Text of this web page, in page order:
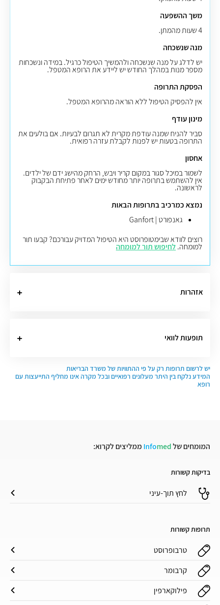
משך ההשפעה
4 שעות מהמתן.
מנה שנשכחה
יש לדלג על מנה שנשכחה ולהמשיך הטיפול כרגיל. במידה ונשכחות
מספר מנות במהלך החודש יש ליידע את הרופא המטפל.
הפסקת התרופה
אין להפסיק הטיפול ללא הוראה מהרופא המטפל.
מינון עודף
סביר להניח שמנה עודפת מקרית לא תגרום לבעיות. אם בולעים את
התרופה בטעות יש לפנות לקבלת עזרה רפואית.
אחסון
לשמור במיכל סגור במקום קריר ויבש, הרחק מהישג ידם של ילדים.
אין להשתמש בתרופה יותר מחודש ימים לאחר פתיחת הבקבוק
לראשונה.
נמצא כמרכיב בתרופות הבאות
גאנפורט | Ganfort
רוצים לוודא שבימטופרוסט היא הטיפול המדויק עבורכם? קבעו תור
למומחה.לחיפוש תור למומחה
אזהרות
תופעות לוואי
יש לרשום תרופות רק על פי ההתוויות של משרד הבריאות
המידע נלקח בין היתר מעלונים רפואיים ובכל מקרה אינו מחליף התייעצות עם
רופא
המומחים של Infomed ממליצים לקרוא:
בדיקות קשורות
לחץ תוך-עיני
תרופות קשורות
טרבופרוסט
קרבומר
פילוקארפין